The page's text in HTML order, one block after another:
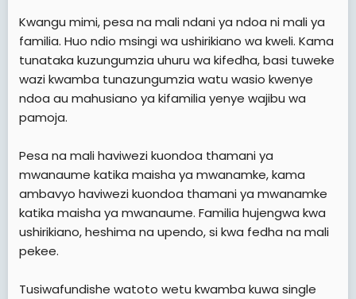
Kwangu mimi, pesa na mali ndani ya ndoa ni mali ya
familia. Huo ndio msingi wa ushirikiano wa kweli. Kama
tunataka kuzungumzia uhuru wa kifedha, basi tuweke
wazi kwamba tunazungumzia watu wasio kwenye
ndoa au mahusiano ya kifamilia yenye wajibu wa
pamoja.
Pesa na mali haviwezi kuondoa thamani ya
mwanaume katika maisha ya mwanamke, kama
ambavyo haviwezi kuondoa thamani ya mwanamke
katika maisha ya mwanaume. Familia hujengwa kwa
ushirikiano, heshima na upendo, si kwa fedha na mali
pekee.
Tusiwafundishe watoto wetu kwamba kuwa single